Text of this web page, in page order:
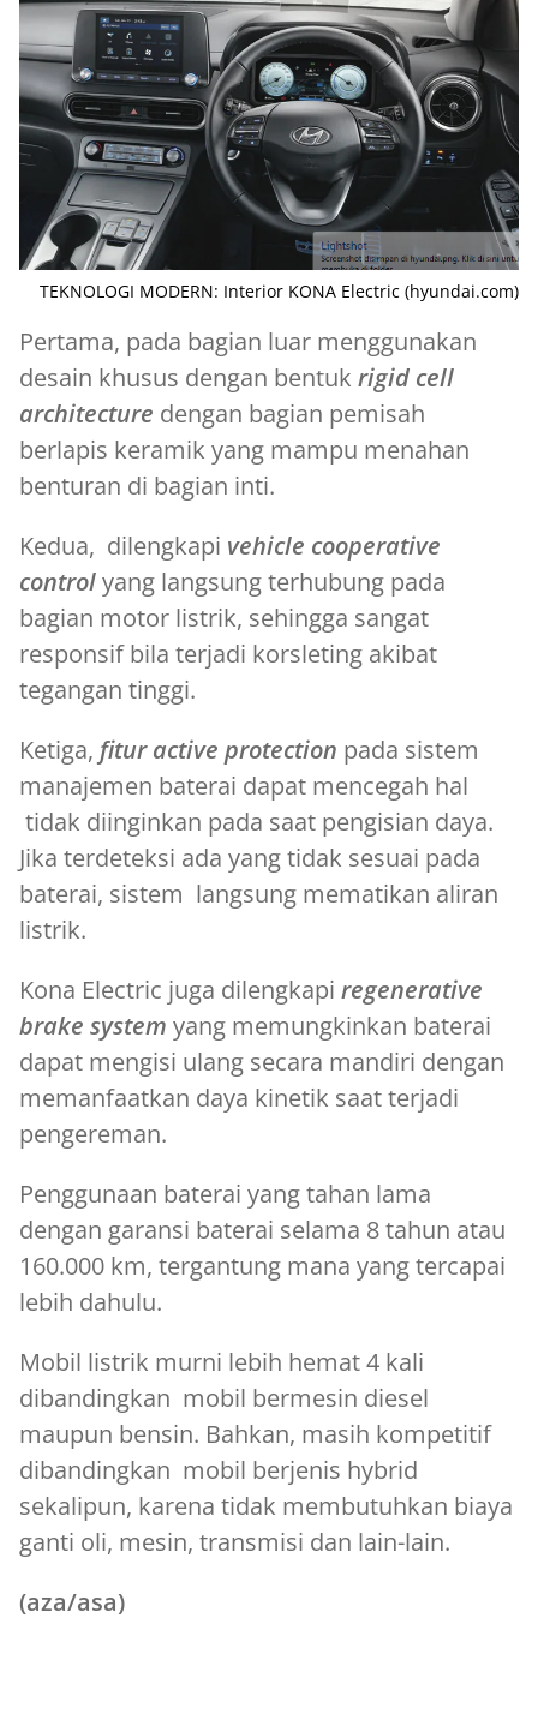
TEKNOLOGI MODERN: Interior KONA Electric (hyundai.com)
Pertama, pada bagian luar menggunakan
desain khusus dengan bentuk rigid cell
architecture dengan bagian pemisah
berlapis keramik yang mampu menahan
benturan di bagian inti.
Kedua, dilengkapi vehicle cooperative
controlyang langsung terhubung pada
bagian motor listrik, sehingga sangat
responsif bila terjadi korsleting akibat
tegangan tinggi.
Ketiga, fitur active protection pada sistem
manajemen baterai dapat mencegah hal
tidak diinginkan pada saat pengisian daya.
Jika terdeteksi ada yang tidak sesuai pada
baterai, sistem langsung mematikan aliran
listrik.
Kona Electric juga dilengkapi regenerative
brake system yang memungkinkan baterai
dapat mengisi ulang secara mandiri dengan
memanfaatkan daya kinetik saat terjadi
pengereman.
Penggunaan baterai yang tahan lama
dengan garansi baterai selama 8 tahun atau
160.000 km, tergantung mana yang tercapai
lebih dahulu.
Mobil listrik murni lebih hemat 4 kali
dibandingkan mobil bermesin diesel
maupun bensin. Bahkan, masih kompetitif
dibandingkan mobil berjenis hybrid
sekalipun, karena tidak membutuhkan biaya
ganti oli, mesin, transmisi dan lain-lain.
(aza/asa)